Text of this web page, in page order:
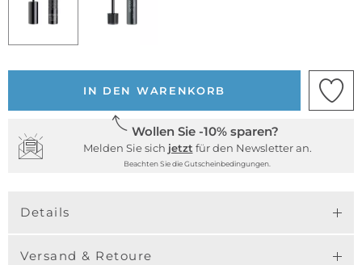
IN DEN WARENKORB
Wollen Sie -10% sparen?
Melden Sie sich jetzt für den Newsletter an.
Beachten Sie die Gutscheinbedingungen.
Details
Versand & Retoure